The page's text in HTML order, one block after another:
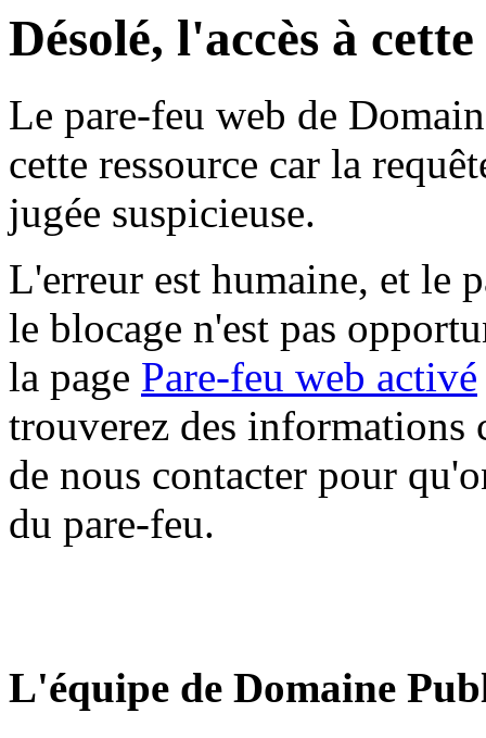
Désolé, l'accès à
Le pare-feu web de
cette ressource car la
jugée suspicieuse.
L'erreur est humaine, et le
le blocage n'est pas
la page Pare-feu web activé
trouverez des informations
de nous contacter pour
du pare-feu.
L'équipe de Domaine